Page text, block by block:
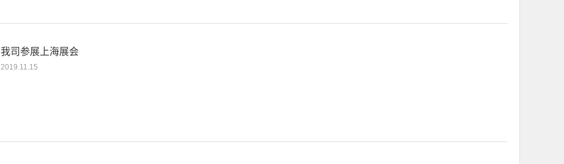
我司参展上海展会
2019.11.15